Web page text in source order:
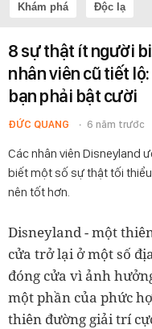
Khám phá Độc lạ
8 sự thật ít người
nhân viên cũ tiết
bạn phải bật cười
ĐỨC QUANG 6 năm trước
Các nhân viên Disneyland
biết một số sự thật tối
nên tốt hơn.
Disneyland - một
cửa trở lại ở một số
đóng cửa vì ảnh
một phần của phức
thiên đường giải trí